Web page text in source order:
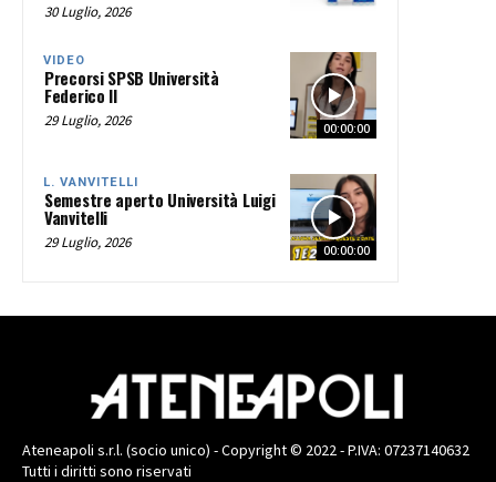
30 Luglio, 2026
00:00:00
VIDEO
Precorsi SPSB Università
Federico II
29 Luglio, 2026
00:00:00
L. VANVITELLI
Semestre aperto Università Luigi
Vanvitelli
29 Luglio, 2026
Ateneapoli s.r.l. (socio unico) - Copyright © 2022 - P.IVA: 07237140632
Tutti i diritti sono riservati